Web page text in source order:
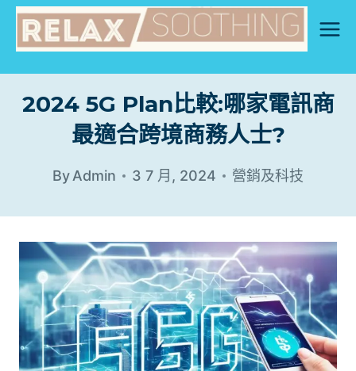
Skip
content
2024 5G Plan比較:哪家電訊商
最適合跨境商務人士?
ByAdmin 3 7 月, 2024 營銷及科技